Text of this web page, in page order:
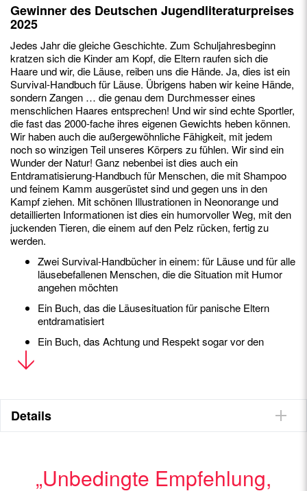
Gewinner des Deutschen Jugendliteraturpreises
2025
Jedes Jahr die gleiche Geschichte. Zum Schuljahresbeginn
kratzen sich die Kinder am Kopf, die Eltern raufen sich die
Haare und wir, die Läuse, reiben uns die Hände. Ja, dies ist ein
Survival-Handbuch für Läuse. Übrigens haben wir keine Hände,
sondern Zangen … die genau dem Durchmesser eines
menschlichen Haares entsprechen! Und wir sind echte Sportler,
die fast das 2000-fache ihres eigenen Gewichts heben können.
Wir haben auch die außergewöhnliche Fähigkeit, mit jedem
noch so winzigen Teil unseres Körpers zu fühlen. Wir sind ein
Wunder der Natur! Ganz nebenbei ist dies auch ein
Entdramatisierung-Handbuch für Menschen, die mit Shampoo
und feinem Kamm ausgerüstet sind und gegen uns in den
Kampf ziehen. Mit schönen Illustrationen in Neonorange und
detaillierten Informationen ist dies ein humorvoller Weg, mit den
juckenden Tieren, die einem auf den Pelz rücken, fertig zu
werden.
Zwei Survival-Handbücher in einem: für Läuse und für alle
läusebefallenen Menschen, die die Situation mit Humor
angehen möchten
Ein Buch, das die Läusesituation für panische Eltern
entdramatisiert
Ein Buch, das Achtung und Respekt sogar vor den
Kunstbuchdesign: leuchtende Pantone-Farben
vervollständigen dieses kleine gebundene Buch, das von
der spanischen
BERTA PÁRAMOist Illustratorin und lebt in Madrid. Nach einer
Details
„Unbedingte Empfehlung,